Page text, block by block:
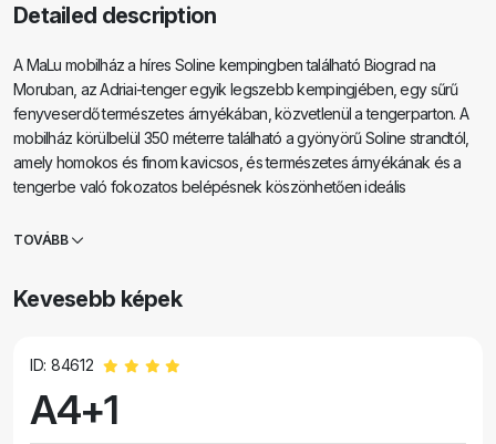
Detailed description
A MaLu mobilház a híres Soline kempingben található Biograd na
Moruban, az Adriai-tenger egyik legszebb kempingjében, egy sűrű
fenyveserdő természetes árnyékában, közvetlenül a tengerparton. A
mobilház körülbelül 350 méterre található a gyönyörű Soline strandtól,
amely homokos és finom kavicsos, és természetes árnyékának és a
tengerbe való fokozatos belépésnek köszönhetően ideális
kínál, mint például éttermek, kávézók, pékség, üzlet, játszóterek és
15 perc könnyű sétával elérhető. A MaLu mobilház csendes helyen
berendezésű és teljesen felszerelt a kellemes tartózkodáshoz. A nagy
tartózkodjon, és kellemes helyet biztosít az étkezéshez és a
pihenéshez. A mobilház akár 5 fő befogadására is alkalmas, és
TOVÁBB
Kevesebb képek
ID: 84612
A4+1